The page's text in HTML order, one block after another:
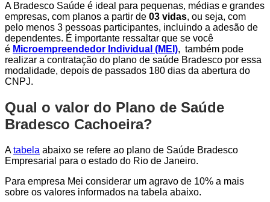
A Bradesco Saúde é ideal para pequenas, médias e grandes
empresas, com planos a partir de 03 vidas, ou seja, com
pelo menos 3 pessoas participantes, incluindo a adesão de
dependentes. É importante ressaltar que se você
é Microempreendedor Individual (MEI), também pode
realizar a contratação do plano de saúde Bradesco por essa
modalidade, depois de passados 180 dias da abertura do
CNPJ.
Qual o valor do Plano de Saúde
Bradesco Cachoeira?
Atabela abaixo se refere ao plano de Saúde Bradesco
Empresarial para o estado do Rio de Janeiro.
Para empresa Mei considerar um agravo de 10% a mais
sobre os valores informados na tabela abaixo.